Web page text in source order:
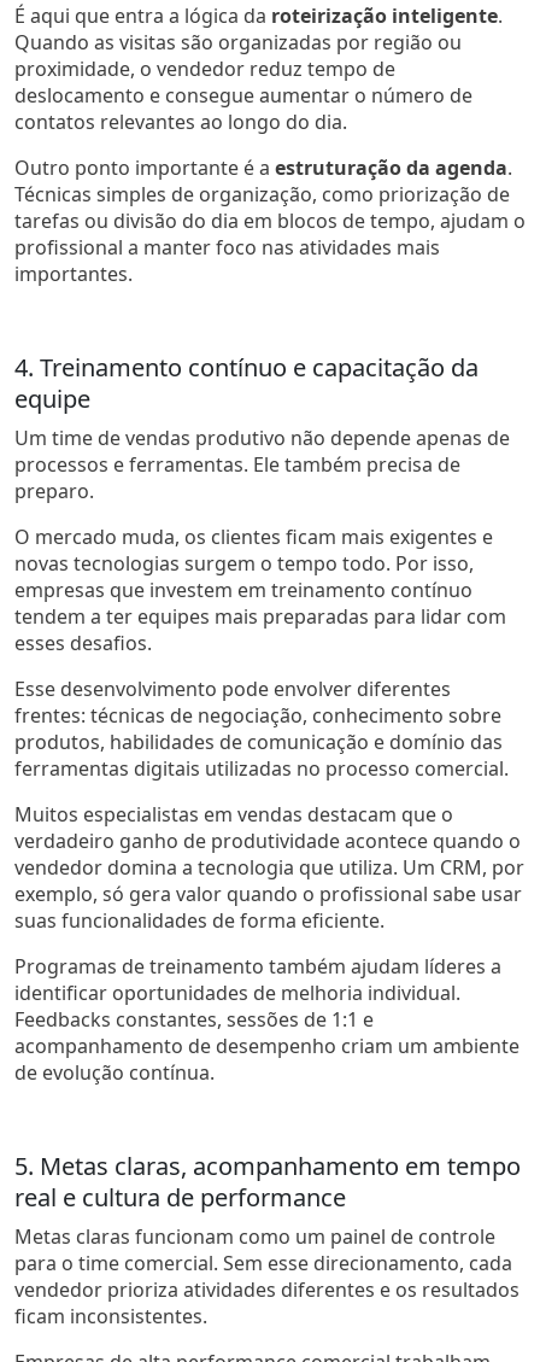
É aqui que entra a lógica da roteirização inteligente.
Quando as visitas são organizadas por região ou
proximidade, o vendedor reduz tempo de
deslocamento e consegue aumentar o número de
contatos relevantes ao longo do dia.
Outro ponto importante é a estruturação da agenda.
Técnicas simples de organização, como priorização de
tarefas ou divisão do dia em blocos de tempo, ajudam o
profissional a manter foco nas atividades mais
importantes.
4. Treinamento contínuo e capacitação da
equipe
Um time de vendas produtivo não depende apenas de
processos e ferramentas. Ele também precisa de
preparo.
O mercado muda, os clientes ficam mais exigentes e
novas tecnologias surgem o tempo todo. Por isso,
empresas que investem em treinamento contínuo
tendem a ter equipes mais preparadas para lidar com
esses desafios.
Esse desenvolvimento pode envolver diferentes
frentes: técnicas de negociação, conhecimento sobre
produtos, habilidades de comunicação e domínio das
ferramentas digitais utilizadas no processo comercial.
Muitos especialistas em vendas destacam que o
verdadeiro ganho de produtividade acontece quando o
vendedor domina a tecnologia que utiliza. Um CRM, por
exemplo, só gera valor quando o profissional sabe usar
suas funcionalidades de forma eficiente.
Programas de treinamento também ajudam líderes a
identificar oportunidades de melhoria individual.
Feedbacks constantes, sessões de 1:1 e
acompanhamento de desempenho criam um ambiente
de evolução contínua.
5. Metas claras, acompanhamento em tempo
real e cultura de performance
Metas claras funcionam como um painel de controle
para o time comercial. Sem esse direcionamento, cada
vendedor prioriza atividades diferentes e os resultados
ficam inconsistentes.